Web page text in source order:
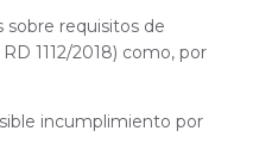
sobre requisitos de
1112/2018) como, por
incumplimiento por